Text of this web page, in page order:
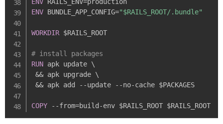
ENV
ENV BUNDLE_APP_CONFIG="$RAILS_ROOT/.bundle"
WORKDIR $RAILS_ROOT
# install packages
RUN apk update \
&& apk upgrade \
&& apk add
- -update - -no-cache $PACKAGES
COPY - -from=build -